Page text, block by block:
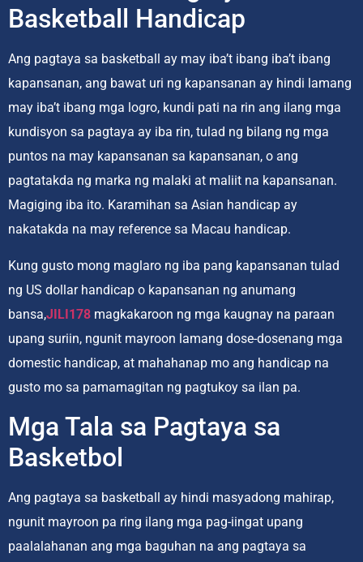
Basketball Handicap
Ang pagtaya sa basketball ay may iba’t ibang iba’t ibang
kapansanan, ang bawat uri ng kapansanan ay hindi lamang
may iba’t ibang mga logro, kundi pati na rin ang ilang mga
kundisyon sa pagtaya ay iba rin, tulad ng bilang ng mga
puntos na may kapansanan sa kapansanan, o ang
pagtatakda ng marka ng malaki at maliit na kapansanan.
Magiging iba ito. Karamihan sa Asian handicap ay
nakatakda na may reference sa Macau handicap.
Kung gusto mong maglaro ng iba pang kapansanan tulad
ng US dollar handicap o kapansanan ng anumang
bansa,JILI178 magkakaroon ng mga kaugnay na paraan
upang suriin, ngunit mayroon lamang dose-dosenang mga
domestic handicap, at mahahanap mo ang handicap na
gusto mo sa pamamagitan ng pagtukoy sa ilan pa.
Mga Tala sa Pagtaya sa
Basketbol
Ang pagtaya sa basketball ay hindi masyadong mahirap,
ngunit mayroon pa ring ilang mga pag-iingat upang
paalalahanan ang mga baguhan na ang pagtaya sa